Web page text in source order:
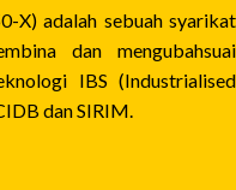
X) adalah sebuah syarikat
dan mengubahsuai
IBS (Industrialised
dan SIRIM.